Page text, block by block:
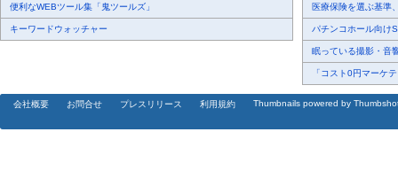
便利なWEBツール集「鬼ツールズ」
キーワードウォッチャー
医療保険を選ぶ基準
パチンコホール向け
眠っている撮影・音
「コスト0円マーケ
会社概要 お問合せ プレスリリース 利用規約 Thumbnails powered by